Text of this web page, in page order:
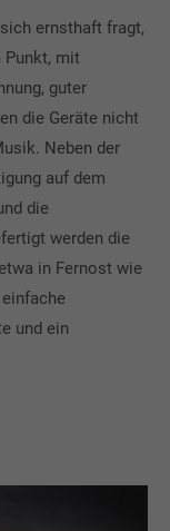
ernsthaft fragt,
Punkt, mit
guter
die Geräte nicht
Neben der
auf dem
die
werden die
in Fernost wie
und ein